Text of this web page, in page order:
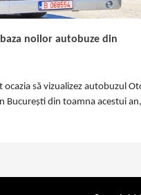
noilor autobuze din
să vizualizez autobuzul
București din toamna acestui an,